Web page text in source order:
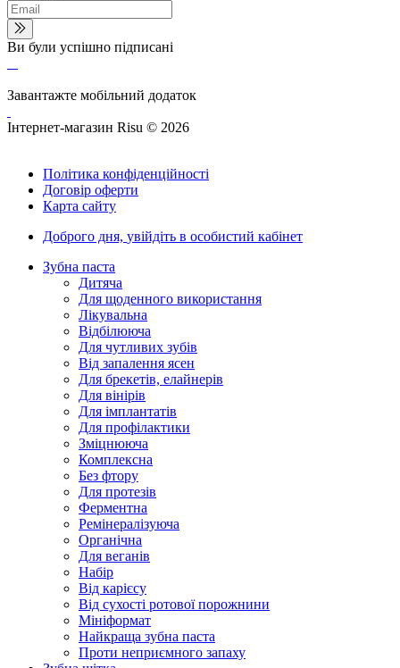
Ви були успішно підписані
Завантажте мобільний додаток
Інтернет-магазин Risu © 2026
Політика конфіденційності
Договір оферти
Карта сайту
Доброго дня, увійдіть в особистий кабінет
Зубна паста
Дитяча
Для щоденного використання
Лікувальна
Відбілююча
Для чутливих зубів
Від запалення ясен
Для брекетів, елайнерів
Для вінірів
Для імплантатів
Для профілактики
Зміцнююча
Комплексна
Без фтору
Для протезів
Ферментна
Ремінералізуюча
Органічна
Для веганів
Набір
Від карієсу
Від сухості ротової порожнини
Мініформат
Найкраща зубна паста
Проти неприємного запаху